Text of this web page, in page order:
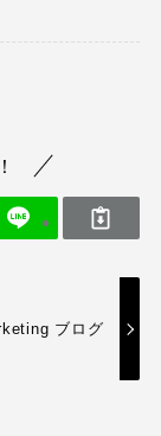
ブログ